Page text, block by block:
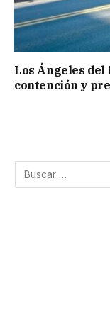
Los Ángeles del
contención y